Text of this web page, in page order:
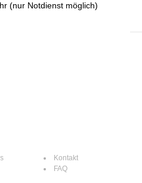
(nur Notdienst möglich)
Kontakt
FAQ